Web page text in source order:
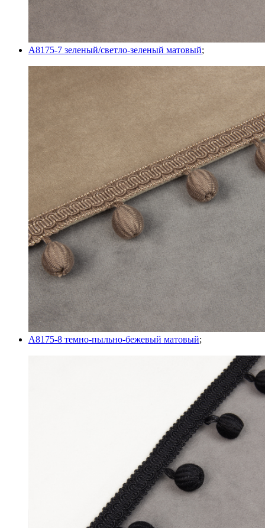
A8175-7 зеленый/светло-зеленый матовый;
A8175-8 темно-пыльно-бежевый матовый;